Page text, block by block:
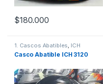
$180.000
Este producto tiene
1. Cascos Abatibles, ICH
Casco Abatible ICH 3120